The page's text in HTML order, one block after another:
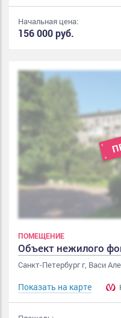
Начальная цена:
156 000 руб.
ПОМЕЩЕНИЕ
Объект нежилого
Санкт-Петербург г, Васи
Показать на карте